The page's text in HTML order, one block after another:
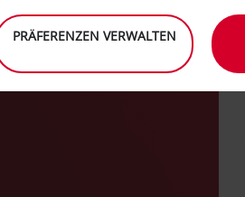
PRÄFERENZEN VERWALTEN